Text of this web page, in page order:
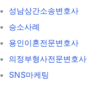
성남상간소송변호사
승소사례
용인이혼전문변호사
의정부형사전문변호사
SNS마케팅